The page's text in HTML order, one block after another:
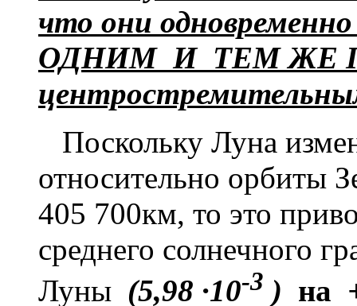
что они
ОДНИМ И ТЕМ ЖЕ
Поскольку Луна
относительно орбиты
405 700км, то это
среднего солнечного
Луны (5,98 ·10-3 ) на